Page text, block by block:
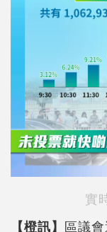
實
【橙訊】 區議